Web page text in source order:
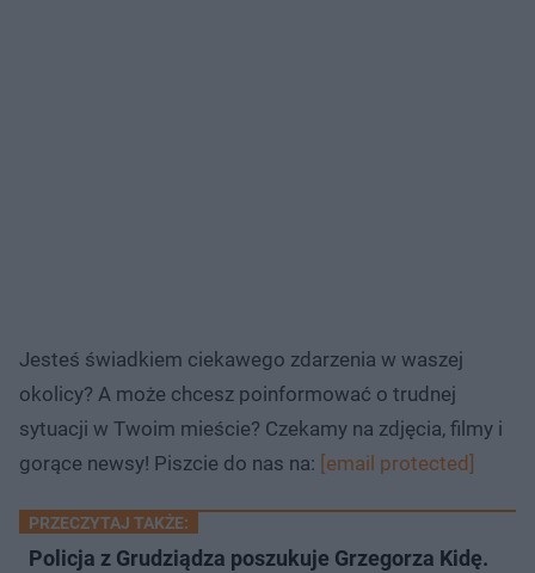
Jesteś świadkiem ciekawego zdarzenia w waszej
okolicy? A może chcesz poinformować o trudnej
sytuacji w Twoim mieście? Czekamy na zdjęcia, filmy i
gorące newsy! Piszcie do nas na: [email protected]
PRZECZYTAJ TAKŻE:
Policja z Grudziądza poszukuje Grzegorza Kidę.